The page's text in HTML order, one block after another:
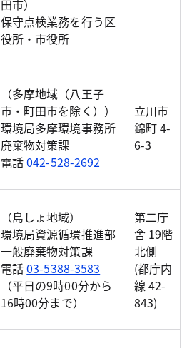
田市）
保守点検業務を行う区
役所・市役所
（多摩地域（八王子
市・町田市を除く））
環境局多摩環境事務所
廃棄物対策課
電話042-528-2692
立川市
錦町 4-
6-3
（島しょ地域）
環境局資源循環推進部
一般廃棄物対策課
電話03-5388-3583
（平日の9時00分から
16時00分まで）
第二庁
舎 19階
北側
(都庁内
線 42-
843)